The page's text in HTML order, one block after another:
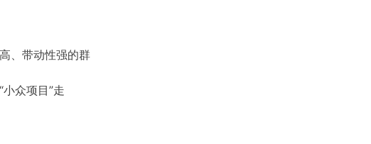
、带动性强的群
众项目”走